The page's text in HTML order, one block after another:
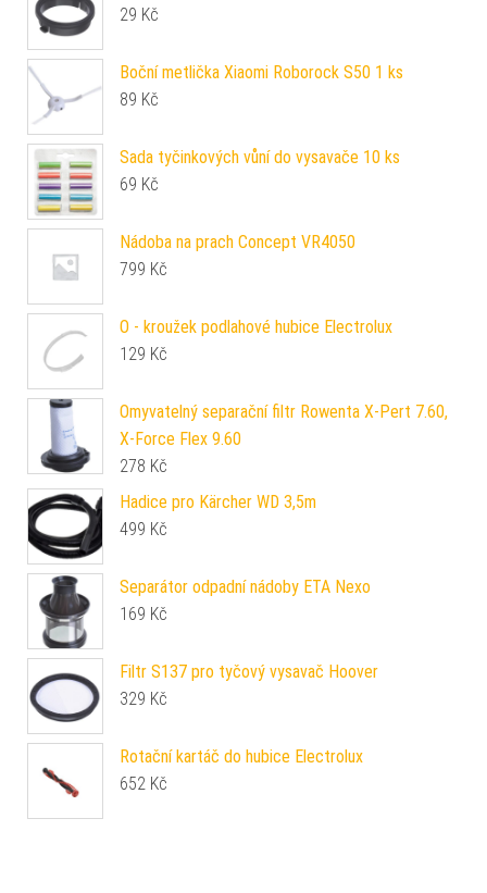
29 Kč
Boční metlička Xiaomi Roborock S50 1 ks
89 Kč
Sada tyčinkových vůní do vysavače 10 ks
69 Kč
Nádoba na prach Concept VR4050
799 Kč
O - kroužek podlahové hubice Electrolux
129 Kč
Omyvatelný separační filtr Rowenta X-Pert 7.60,
X-Force Flex 9.60
278 Kč
Hadice pro Kärcher WD 3,5m
499 Kč
Separátor odpadní nádoby ETA Nexo
169 Kč
Filtr S137 pro tyčový vysavač Hoover
329 Kč
Rotační kartáč do hubice Electrolux
652 Kč